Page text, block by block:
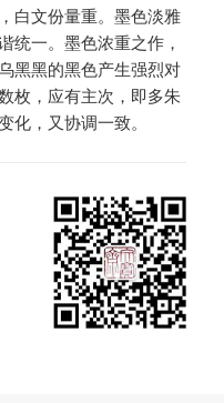
白文份量重。墨色淡雅
统一。墨色浓重之作，
黑黑的黑色产生强烈对
枚，应有主次，即多朱
化，又协调一致。